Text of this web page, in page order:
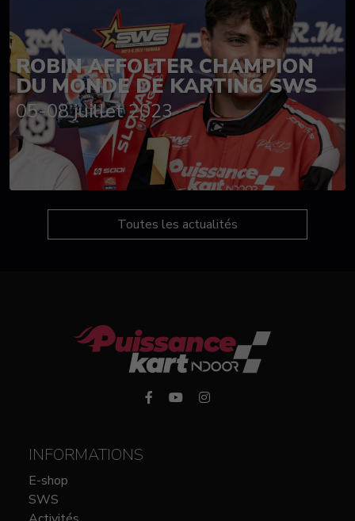
ROBIN AFFOLTER CHAMPION
DU MONDE DE KARTING SWS
05-08 juillet 2023
Toutes les actualités
INFORMATIONS
E-shop
SWS